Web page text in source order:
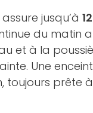
assure jusqu’à
du matin
et à la
Une
prête